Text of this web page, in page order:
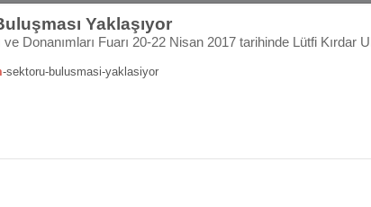
Yaklaşıyor
Donanımları Fuarı 20-22 Nisan 2017 tarihinde Lütfi Kırdar
-sektoru-bulusmasi-yaklasiyor